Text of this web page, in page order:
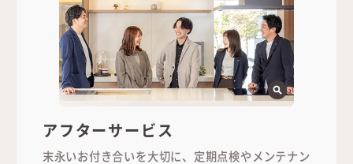
アフターサービス
末永いお付き合いを大切に、定期点検やメンテナン